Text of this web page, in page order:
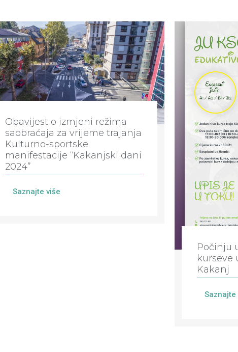
Obavijest o izmjeni režima
saobraćaja za vrijeme trajanja
Kulturno-sportske
manifestacije “Kakanjski dani
2024”
Saznajte više
Počinju
kurseve
Kakanj
Saznajte